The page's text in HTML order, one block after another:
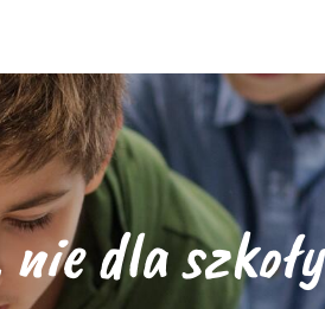
dla szkoły